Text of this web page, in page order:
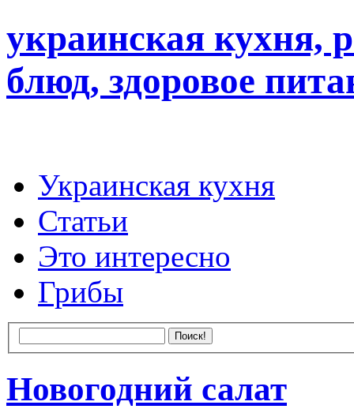
украинская кухня,
блюд, здоровое
Украинская кухня
Статьи
Это интересно
Грибы
Новогодний салат